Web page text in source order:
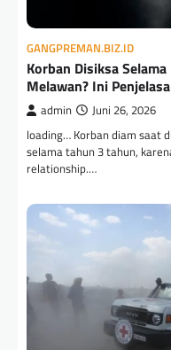
GANGPREMAN.BIZ.ID
Korban Disiksa
Melawan? Ini
admin Juni 26, 2026
loading… Korban diam saat
selama tahun 3 tahun,
relationship.…